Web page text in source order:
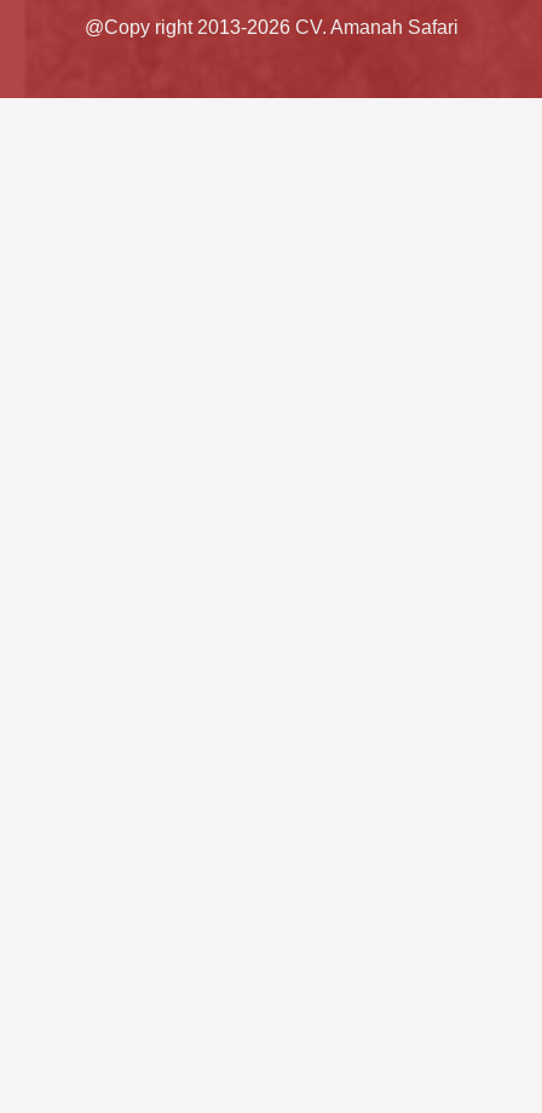
@Copy right 2013-2026 CV. Amanah Safari